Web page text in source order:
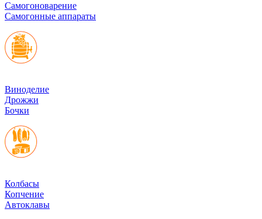
Cамогоноварение
Самогонные аппараты
Виноделие
Дрожжи
Бочки
Колбасы
Копчение
Автоклавы